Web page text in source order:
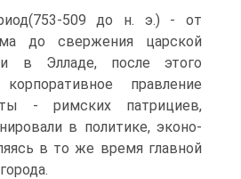
509 до н. э.) - от
до свержения цар­ской
в Элладе, после этого
корпоративное правление
- римских патрициев,
в политике, эконо­
в то же время главной